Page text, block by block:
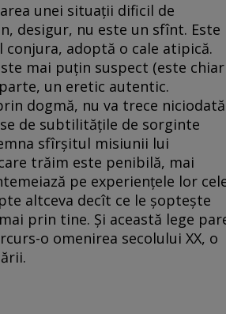
unei situaţii dificil de
desigur, nu este un sfînt. Este
adoptă o cale atipică.
mai puţin suspect (este chiar
un eretic autentic.
dogmă, nu va trece
de subtilităţile de sorginte
sfîrşitul misiunii lui
trăim este penibilă, mai
pe experienţele lor
altceva decît ce le şopteşte
prin tine. Şi această lege
o omenirea secolului XX, o